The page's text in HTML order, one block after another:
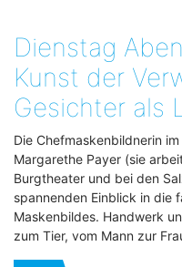
Dienstag
Kunst der
Gesichter als
Die Chefmaskenbildnerin
Margarethe Payer (sie
Burgtheater und bei den
spannenden Einblick in die
Maskenbildes. Handwerk
zum Tier, vom Mann zur